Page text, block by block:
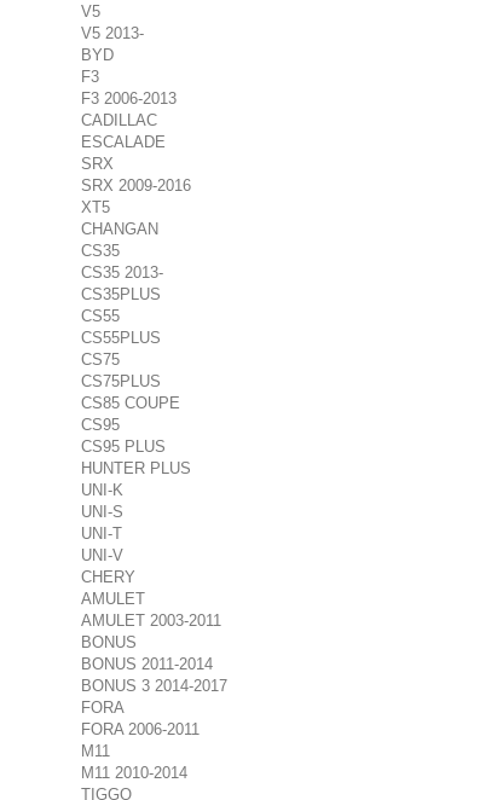
V5
V5 2013-
BYD
F3
F3 2006-2013
CADILLAC
ESCALADE
SRX
SRX 2009-2016
XT5
CHANGAN
CS35
CS35 2013-
CS35PLUS
CS55
CS55PLUS
CS75
CS75PLUS
CS85 COUPE
CS95
CS95 PLUS
HUNTER PLUS
UNI-K
UNI-S
UNI-T
UNI-V
CHERY
AMULET
AMULET 2003-2011
BONUS
BONUS 2011-2014
BONUS 3 2014-2017
FORA
FORA 2006-2011
M11
M11 2010-2014
TIGGO